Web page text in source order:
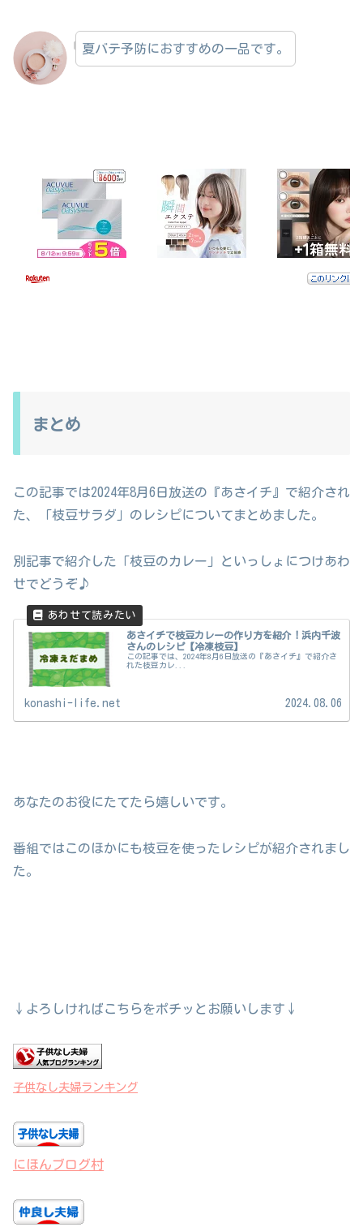
夏バテ予防におすすめの一品です。
まとめ
この記事では2024年8月6日放送の『あさイチ』で紹介され
た、「枝豆サラダ」のレシピについてまとめました。
別記事で紹介した「枝豆のカレー」といっしょにつけあわ
せでどうぞ♪
あさイチで枝豆カレーの作り方を紹介！浜内千波
さんのレシピ【冷凍枝豆】
この記事では、2024年8月6日放送の『あさイチ』で紹介さ
れた枝豆カレ...
konashi-life.net 2024.08.06
あなたのお役にたてたら嬉しいです。
番組ではこのほかにも枝豆を使ったレシピが紹介されまし
た。
↓よろしければこちらをポチッとお願いします↓
子供なし夫婦ランキング
にほんブログ村